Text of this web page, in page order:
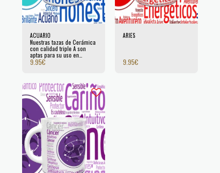
ACUARIO
Nuestras tazas de Cerámica
con calidad triple A son
aptas para su uso en
microondas aguantando
9.95€
ARIES
9.95€